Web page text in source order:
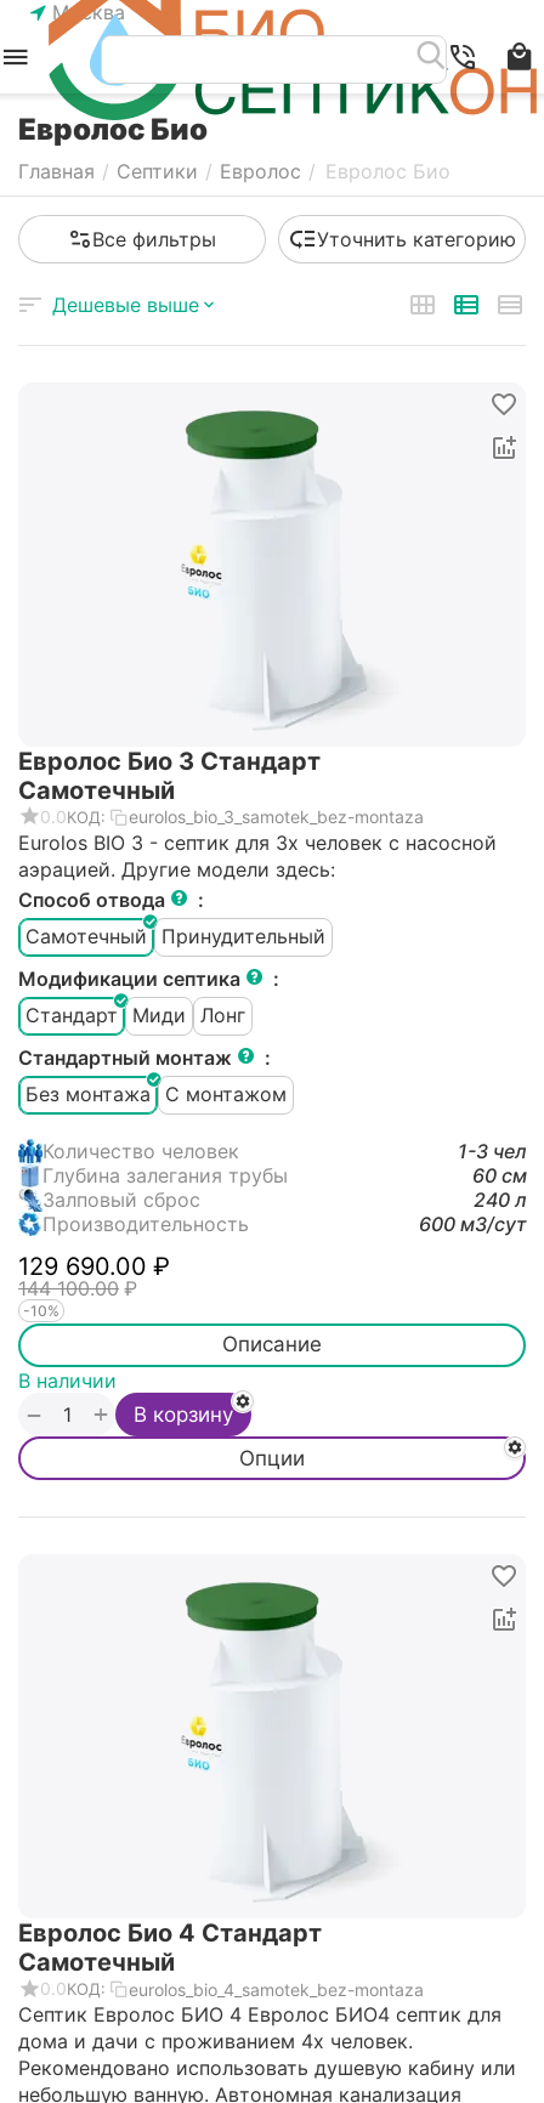
Москва
Евролос Био
Главная / Септики / Евролос / Евролос Био
Все фильтры Уточнить категорию
Дешевые выше
Евролос Био 3 Стандарт
Самотечный
0.0КОД: eurolos_bio_3_samotek_bez-montaza
Eurolos BIO 3 - септик для 3х человек с насосной
аэрацией. Другие модели здесь:
Способ отвода
:
Самотечный
Принудительный
Модификации септика
:
Стандарт
Миди
Лонг
Стандартный монтаж
:
Без монтажа
С монтажом
Количество человек
1-3 чел
Глубина залегания трубы
60 см
Залповый сброс
240 л
Производительность
600 м3/cут
129 690.00 ₽
144 100.00 ₽
-10%
Описание
Опции
В наличии
+
− В корзину
Евролос Био 4 Стандарт
Самотечный
0.0КОД: eurolos_bio_4_samotek_bez-montaza
Септик Eвролос БИО 4 Евролос БИО4 септик для
дома и дачи с проживанием 4х человек.
Рекомендовано использовать душевую кабину или
небольшую ванную. Автономная канализация